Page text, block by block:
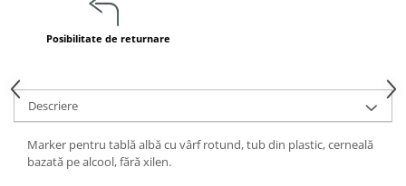
Mingi terapeutice
Module din burete
Motricitate grosiera
Recunoasterea formelor
Saltele
Trasee de motricitate
Wellness
Posibilitate de returnare
Descriere
Marker pentru tablă albă cu vârf rotund, tub din plastic, cerneală
bazată pe alcool, fără xilen.